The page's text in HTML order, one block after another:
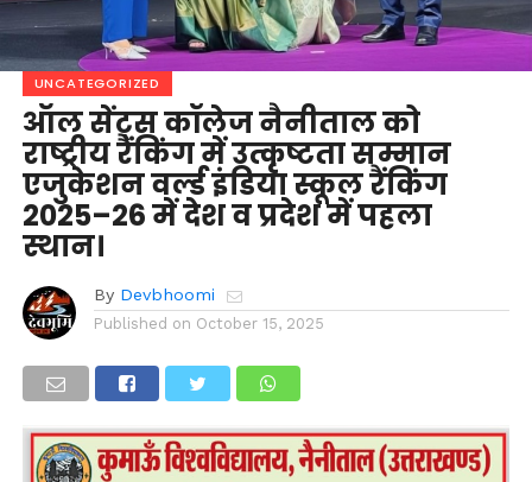
UNCATEGORIZED
ऑल सेंट्स कॉलेज नैनीताल को
राष्ट्रीय रैंकिंग में उत्कृष्टता सम्मान
एजुकेशन वर्ल्ड इंडिया स्कूल रैंकिंग
2025–26 में देश व प्रदेश में पहला
स्थान।
By Devbhoomi
Published on October 15, 2025